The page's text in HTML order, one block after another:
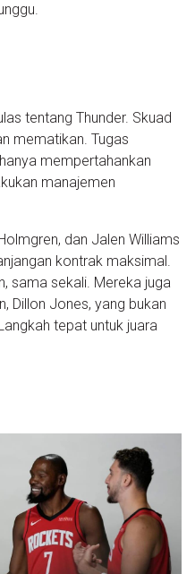
tentang Thunder. Skuad
mematikan. Tugas
mempertahankan
manajemen
dan Jalen Williams
kontrak maksimal.
sama sekali. Mereka juga
Dillon Jones, yang bukan
tepat untuk juara